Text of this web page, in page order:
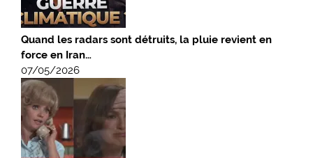
Quand les radars sont détruits, la pluie revient en
force en Iran…
07/05/2026